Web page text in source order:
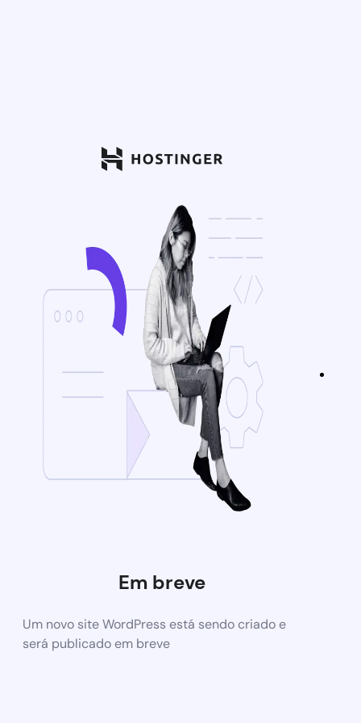
Em breve
Um novo site WordPress está sendo criado e
será publicado em breve